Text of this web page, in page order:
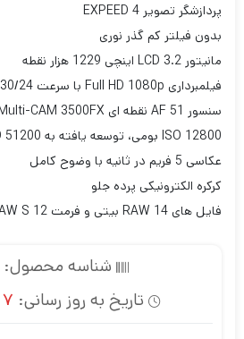
پردازشگر تصویر EXPEED 4
بدون فیلتر کم گذر نوری
مانیتور LCD 3.2 اینچی 1229 هزار نقطه
فیلمبرداری Full HD 1080p با سرعت 60/30/24 فریم بر ثانیه
سنسور AF 51 نقطه ای Multi-CAM 3500FX
ISO 12800 بومی، توسعه یافته به ISO 51200
عکاسی 5 فریم در ثانیه با وضوح کامل
کرکره الکترونیکی پرده جلو
فایل های RAW 14 بیتی و فرمت RAW S 12 بیتی
شناسه محصول:
تاریخ به روز رسانی: 7 مهر 1403